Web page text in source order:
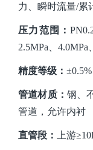
力、瞬时流量/累
压力范围：
2.5MPa、4.0MPa
精度等级：
管道材质： 钢、
管道，允许内衬
直管段： 上游